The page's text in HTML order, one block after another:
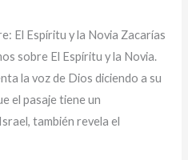
El Espíritu y la Novia Zacarías
sobre El Espíritu y la Novia.
la voz de Dios diciendo a su
el pasaje tiene un
también revela el